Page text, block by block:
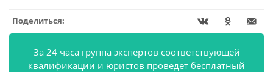
Поделиться:
За 24 часа группа экспертов соответствующей
квалификации и юристов проведет бесплатный